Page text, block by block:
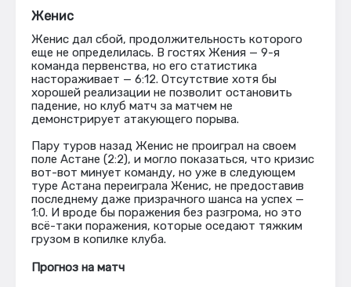
Женис
Женис дал сбой, продолжительность которого
еще не определилась. В гостях Жения — 9-я
команда первенства, но его статистика
настораживает — 6:12. Отсутствие хотя бы
хорошей реализации не позволит остановить
падение, но клуб матч за матчем не
демонстрирует атакующего порыва.
Пару туров назад Женис не проиграл на своем
поле Астане (2:2), и могло показаться, что кризис
вот-вот минует команду, но уже в следующем
туре Астана переиграла Женис, не предоставив
последнему даже призрачного шанса на успех —
1:0. И вроде бы поражения без разгрома, но это
всё-таки поражения, которые оседают тяжким
грузом в копилке клуба.
Прогноз на матч